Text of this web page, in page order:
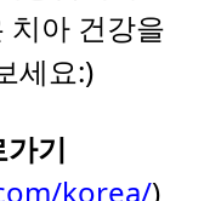
치아 건강을
세요:)
기
korea/)